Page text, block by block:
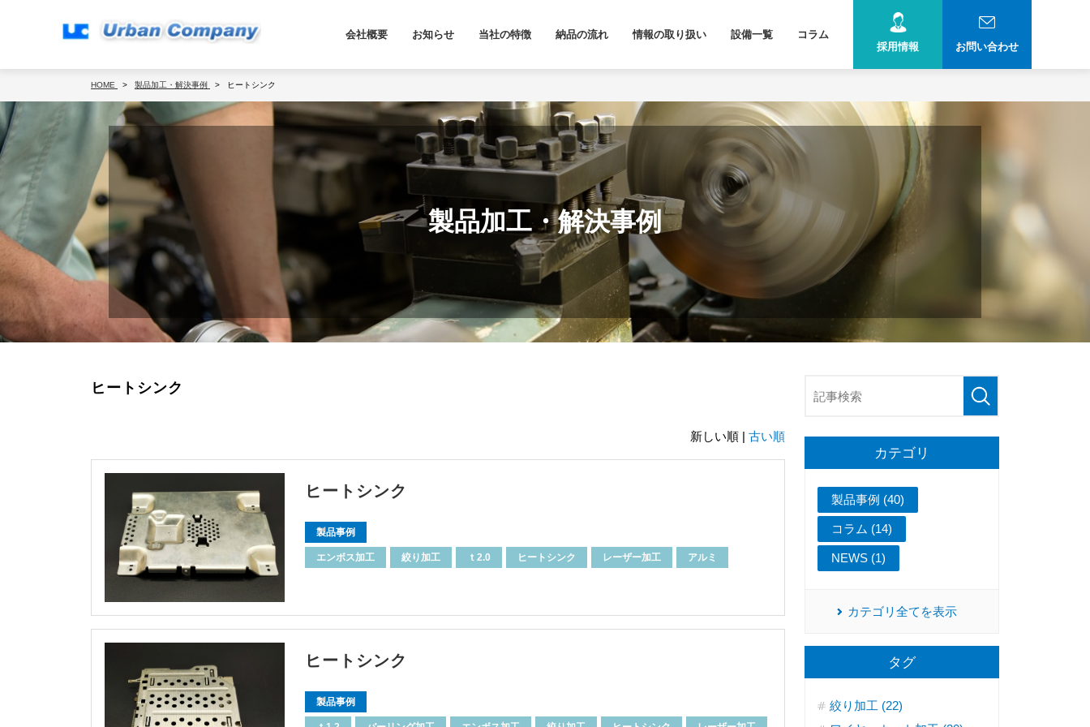
会社概要 お知らせ 当社の特徴 納品の流れ 情報の取り扱い 設備一覧
コラム
採用情報
お問い合わせ
HOME 製品加工・解決事例 ヒートシンク
製品加工・解決事例
ヒートシンク
新しい順 | 古い順
ヒートシンク
製品事例
エンボス加工 絞り加工 ｔ2.0 ヒートシンク レーザー加工 アルミ
ヒートシンク
製品事例
カテゴリ
製品事例 (40)
コラム (14)
NEWS (1)
カテゴリ全てを表示
タグ
絞り加工 (22)